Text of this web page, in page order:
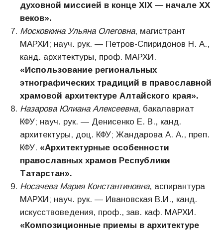
духовной миссией в конце XIX — начале XX
веков».
Московкина Ульяна Олеговна, магистрант
МАРХИ; науч. рук. — Петров-Спиридонов Н. А.,
канд. архитектуры, проф. МАРХИ.
«Использование региональных
этнографических традиций в православной
храмовой архитектуре Алтайского края».
Назарова Юлиана Алексеевна, бакалавриат
КФУ; науч. рук. — Денисенко Е. В., канд.
архитектуры, доц. КФУ; Жандарова А. А., преп.
КФУ. «Архитектурные особенности
православных храмов Республики
Татарстан».
Носачева Мария Константиновна, аспирантура
МАРХИ; науч. рук. — Ивановская В.И., канд.
искусствоведения, проф., зав. каф. МАРХИ.
«Композиционные приемы в архитектуре